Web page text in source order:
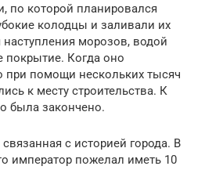
по которой планировался
колодцы и заливали их
морозов, водой
Когда оно
при помощи нескольких тысяч
к месту строительства. К
была закончено.
с историей города. В
император пожелал иметь 10